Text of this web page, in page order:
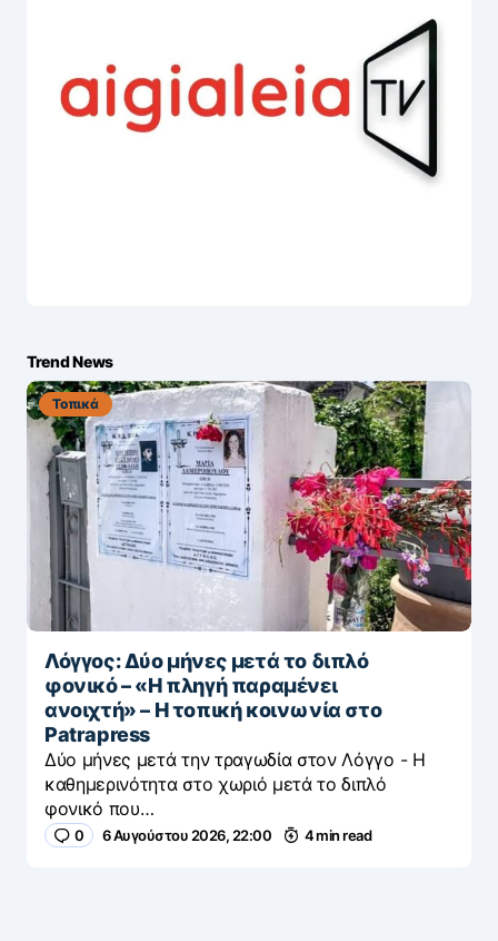
Trend News
Τοπικά
Λόγγος: Δύο μήνες μετά το διπλό
φονικό – «H πληγή παραμένει
ανοιχτή» – Η τοπική κοινωνία στο
Patrapress
Δύο μήνες μετά την τραγωδία στον Λόγγο - H
καθημερινότητα στο χωριό μετά το διπλό
φονικό που…
0 6 Αυγούστου 2026, 22:00 4 min read